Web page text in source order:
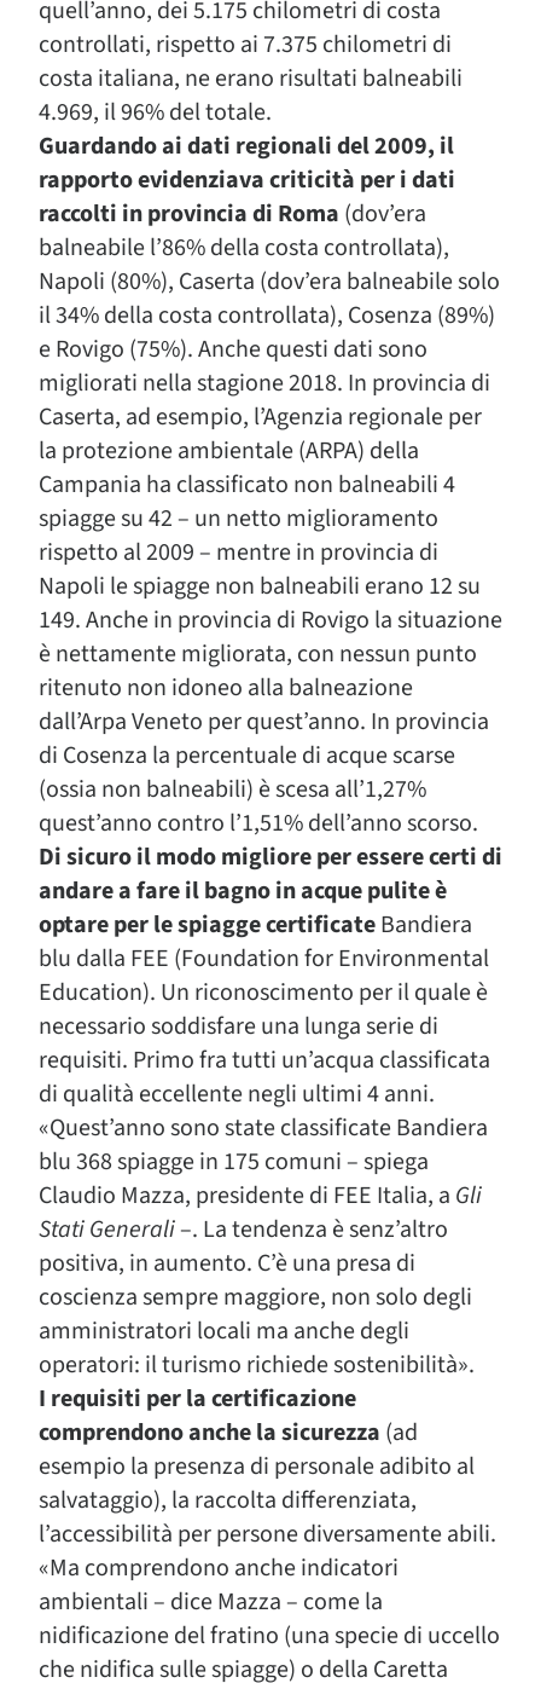
quell’anno, dei 5.175 chilometri di costa
controllati, rispetto ai 7.375 chilometri di
costa italiana, ne erano risultati balneabili
4.969, il 96% del totale.
Guardando ai dati regionali del 2009, il
rapporto evidenziava criticità per i dati
raccolti in provincia di Roma (dov’era
balneabile l’86% della costa controllata),
Napoli (80%), Caserta (dov’era balneabile solo
il 34% della costa controllata), Cosenza (89%)
e Rovigo (75%). Anche questi dati sono
migliorati nella stagione 2018. In provincia di
Caserta, ad esempio, l’Agenzia regionale per
la protezione ambientale (ARPA) della
Campania ha classificato non balneabili 4
spiagge su 42 – un netto miglioramento
rispetto al 2009 – mentre in provincia di
Napoli le spiagge non balneabili erano 12 su
149. Anche in provincia di Rovigo la situazione
è nettamente migliorata, con nessun punto
ritenuto non idoneo alla balneazione
dall’Arpa Veneto per quest’anno. In provincia
di Cosenza la percentuale di acque scarse
(ossia non balneabili) è scesa all’1,27%
quest’anno contro l’1,51% dell’anno scorso.
Di sicuro il modo migliore per essere certi di
andare a fare il bagno in acque pulite è
optare per le spiagge certificateBandiera
blu dalla FEE (Foundation for Environmental
Education). Un riconoscimento per il quale è
necessario soddisfare una lunga serie di
requisiti. Primo fra tutti un’acqua classificata
di qualità eccellente negli ultimi 4 anni.
«Quest’anno sono state classificate Bandiera
blu 368 spiagge in 175 comuni – spiega
Claudio Mazza, presidente di FEE Italia, a Gli
Stati Generali–. La tendenza è senz’altro
positiva, in aumento. C’è una presa di
coscienza sempre maggiore, non solo degli
amministratori locali ma anche degli
operatori: il turismo richiede sostenibilità».
I requisiti per la certificazione
comprendono anche la sicurezza (ad
esempio la presenza di personale adibito al
salvataggio), la raccolta differenziata,
l’accessibilità per persone diversamente abili.
«Ma comprendono anche indicatori
ambientali – dice Mazza – come la
nidificazione del fratino (una specie di uccello
che nidifica sulle spiagge) o della Caretta